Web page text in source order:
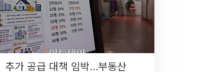
추가 공급 대책 임박…부동산